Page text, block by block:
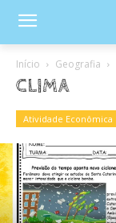
Início Geografia
CLIMA
Atividade Econômica